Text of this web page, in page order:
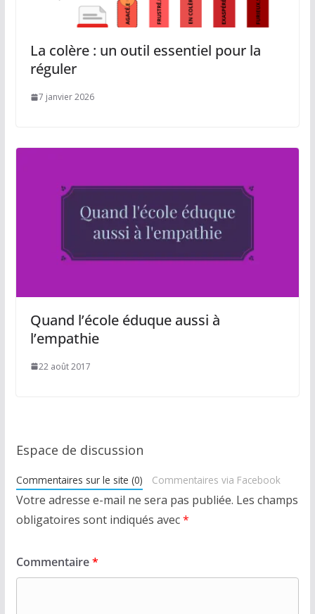
La colère : un outil essentiel pour la
réguler
7 janvier 2026
Quand l’école éduque aussi à
l’empathie
22 août 2017
Espace de discussion
Commentaires sur le site (0) Commentaires via Facebook
Votre adresse e-mail ne sera pas publiée. Les champs
obligatoires sont indiqués avec*
Commentaire*